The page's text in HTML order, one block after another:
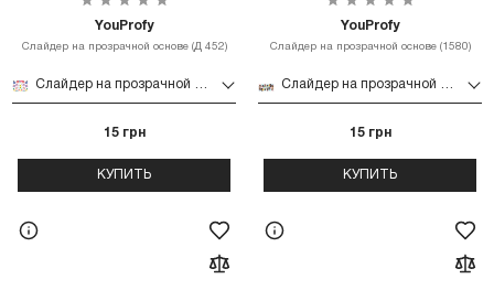
YouProfy
Слайдер на прозрачной основе (Д 452)
15 грн
КУПИТЬ
YouProfy
Слайдер на прозрачной основе (1580)
15 грн
КУПИТЬ